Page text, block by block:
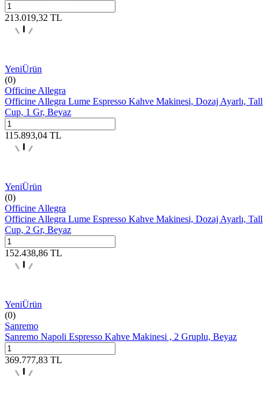
213.019,32 TL
YeniÜrün
(0)
Officine Allegra
Officine Allegra Lume Espresso Kahve Makinesi, Dozaj Ayarlı, Tall
Cup, 1 Gr, Beyaz
115.893,04 TL
YeniÜrün
(0)
Officine Allegra
Officine Allegra Lume Espresso Kahve Makinesi, Dozaj Ayarlı, Tall
Cup, 2 Gr, Beyaz
152.438,86 TL
YeniÜrün
(0)
Sanremo
Sanremo Napoli Espresso Kahve Makinesi , 2 Gruplu, Beyaz
369.777,83 TL